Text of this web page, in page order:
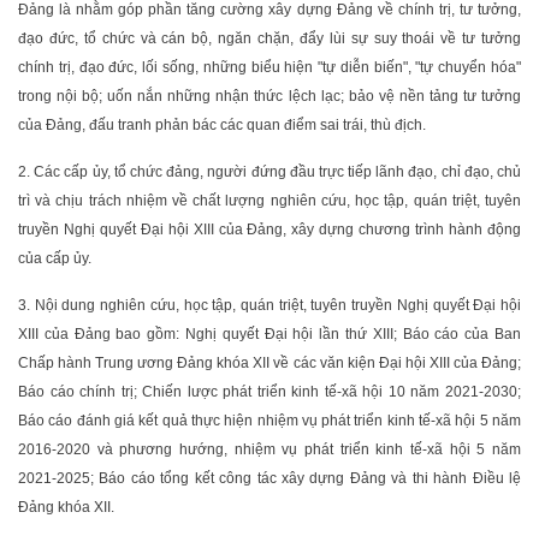
Đảng là nhằm góp phần tăng cường xây dựng Đảng về chính trị, tư tưởng,
đạo đức, tổ chức và cán bộ, ngăn chặn, đẩy lùi sự suy thoái về tư tưởng
chính trị, đạo đức, lối sống, những biểu hiện "tự diễn biến", "tự chuyển hóa"
trong nội bộ; uốn nắn những nhận thức lệch lạc; bảo vệ nền tảng tư tưởng
của Đảng, đấu tranh phản bác các quan điểm sai trái, thù địch.
2. Các cấp ủy, tổ chức đảng, người đứng đầu trực tiếp lãnh đạo, chỉ đạo, chủ
trì và chịu trách nhiệm về chất lượng nghiên cứu, học tập, quán triệt, tuyên
truyền Nghị quyết Đại hội XIII của Đảng, xây dựng chương trình hành động
của cấp ủy.
3. Nội dung nghiên cứu, học tập, quán triệt, tuyên truyền Nghị quyết Đại hội
XIII của Đảng bao gồm: Nghị quyết Đại hội lần thứ XIII; Báo cáo của Ban
Chấp hành Trung ương Đảng khóa XII về các văn kiện Đại hội XIII của Đảng;
Báo cáo chính trị; Chiến lược phát triển kinh tế-xã hội 10 năm 2021-2030;
Báo cáo đánh giá kết quả thực hiện nhiệm vụ phát triển kinh tế-xã hội 5 năm
2016-2020 và phương hướng, nhiệm vụ phát triển kinh tế-xã hội 5 năm
2021-2025; Báo cáo tổng kết công tác xây dựng Đảng và thi hành Điều lệ
Đảng khóa XII.